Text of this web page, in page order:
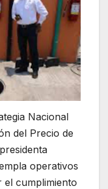
Nacional
del Precio de
operativos
el cumplimiento